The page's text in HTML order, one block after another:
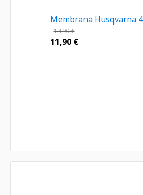
Membrana Husqvarna
14,90€
11,90 €